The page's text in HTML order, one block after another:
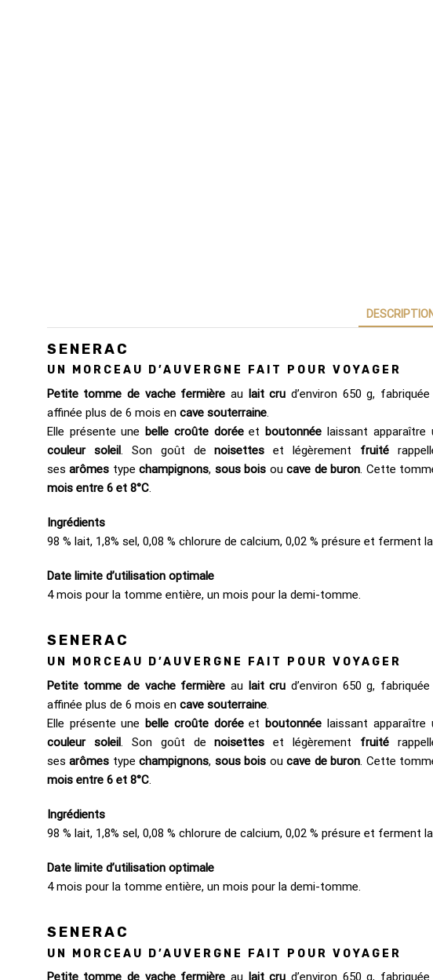
DESCRIPTION
SENERAC
UN MORCEAU D’AUVERGNE FAIT POUR VOYAGER
Petite tomme de vache fermière au lait cru d’environ 650 g,
affinée plus de 6 mois en cave souterraine.
Elle présente unebelle croûte doréeetboutonnée laissant
couleur soleil. Son goût denoisettes et légèrement fruité
sesarômes typechampignons, sous bois oucave de buron. Cette
mois entre 6 et 8°C.
Ingrédients
98 % lait, 1,8% sel, 0,08 % chlorure de calcium, 0,02 % présure et ferment
Date limite d’utilisation optimale
4 mois pour la tomme entière, un mois pour la demi-tomme.
SENERAC
UN MORCEAU D’AUVERGNE FAIT POUR VOYAGER
Petite tomme de vache fermière au lait cru d’environ 650 g,
affinée plus de 6 mois en cave souterraine.
Elle présente unebelle croûte doréeetboutonnée laissant
couleur soleil. Son goût denoisettes et légèrement fruité
sesarômes typechampignons, sous bois oucave de buron. Cette
mois entre 6 et 8°C.
Ingrédients
98 % lait, 1,8% sel, 0,08 % chlorure de calcium, 0,02 % présure et ferment
Date limite d’utilisation optimale
4 mois pour la tomme entière, un mois pour la demi-tomme.
SENERAC
UN MORCEAU D’AUVERGNE FAIT POUR VOYAGER